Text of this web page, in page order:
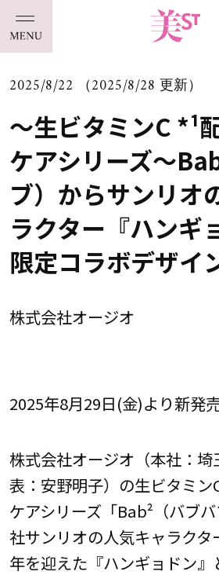
2025/8/22 （2025/8/28 更新）
～生ビタミンC *¹
ケアシリーズ～
ブ）からサンリオ
ラクター『ハンギ
限定コラボデザイ
株式会社オージオ
2025年8月29日(金)より新発
株式会社オージオ（本社：
表：安野明子）の生ビタミン
ケアシリーズ「Bab²（バブ
社サンリオの人気キャラクタ
年を迎えた『ハンギョドン